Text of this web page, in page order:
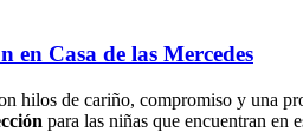
Casa de las Mercedes
hilos de cariño, compromiso y una
para las niñas que encuentran en